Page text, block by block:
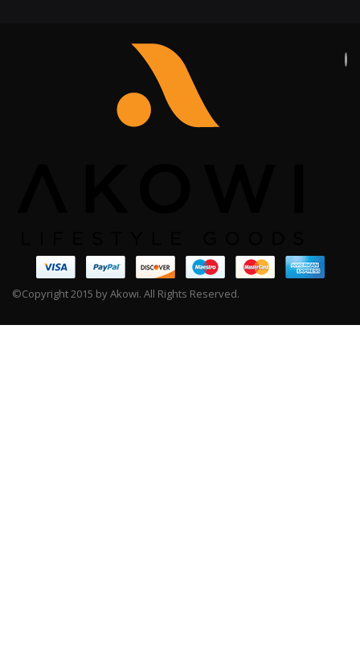
©Copyright 2015 by Akowi. All Rights Reserved.